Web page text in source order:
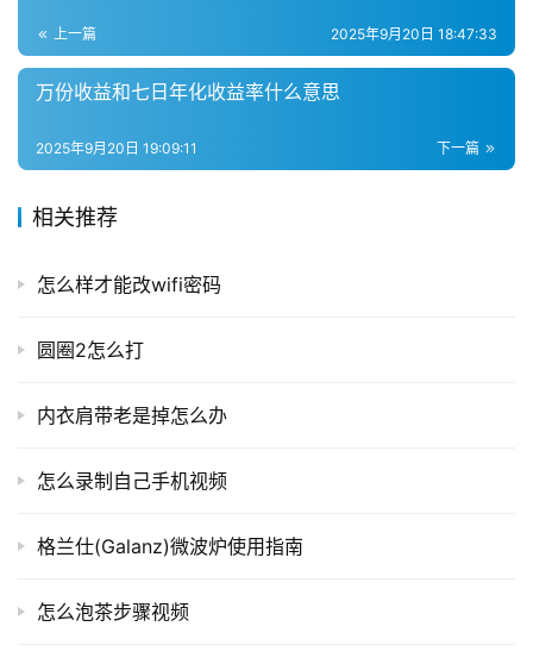
上一篇 2025年9月20日 18:47:33
万份收益和七日年化收益率什么意思
下一篇
2025年9月20日 19:09:11
相关推荐
怎么样才能改wifi密码
圆圈2怎么打
内衣肩带老是掉怎么办
怎么录制自己手机视频
格兰仕(Galanz)微波炉使用指南
怎么泡茶步骤视频